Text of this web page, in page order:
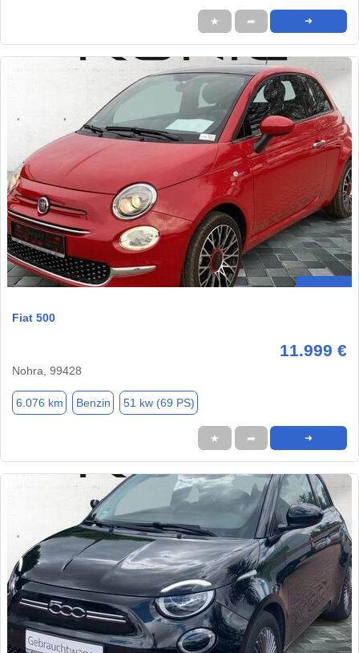
★ ➦ ➜
Fiat 500
11.999 €
Nohra, 99428
6.076 km Benzin 51 kw (69 PS)
★ ➦ ➜